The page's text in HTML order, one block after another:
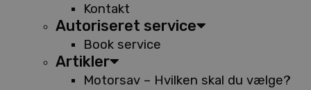
Kontakt
Autoriseret service
Book service
Artikler
Motorsav – Hvilken skal du vælge?